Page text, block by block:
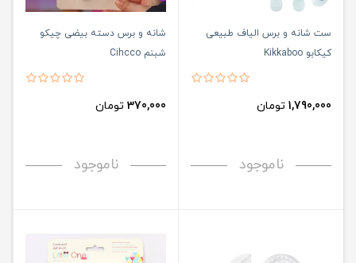
ست شانه و برس الیاف طبیعی
کیکابو Kikkaboo
1,790,000 تومان
ناموجود
شانه و برس دسته بیضی چیکو
شبنم Cihcco
370,000 تومان
ناموجود